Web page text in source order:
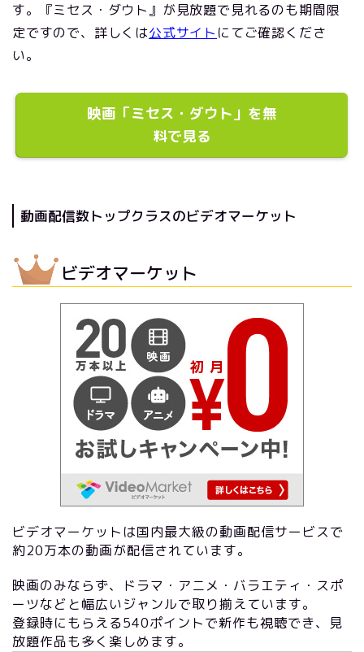
す。『ミセス・ダウト』が見放題で見れるのも期間限
定ですので、詳しくは公式サイト にてご確認くださ
い。
映画「ミセス・ダウト」を無
料で見る
動画配信数トップクラスのビデオマーケット
ビデオマーケット
ビデオマーケットは国内最大級の動画配信サービスで
約20万本の動画が配信されています。
映画のみならず、ドラマ・アニメ・バラエティ・スポ
ーツなどと幅広いジャンルで取り揃えています。
登録時にもらえる540ポイントで新作も視聴でき、見
放題作品も多く楽しめます。